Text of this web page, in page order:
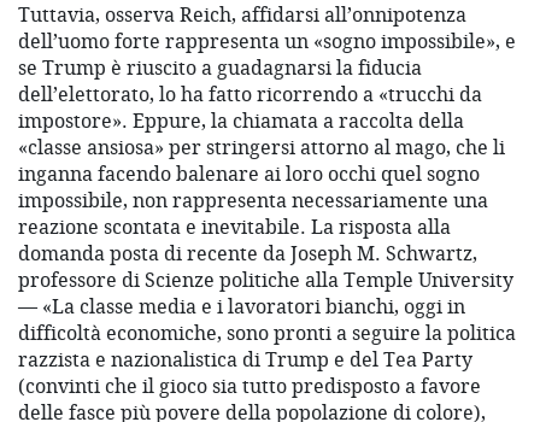
Tuttavia, osserva Reich, affidarsi all’onnipotenza
dell’uomo forte rappresenta un «sogno impossibile», e
se Trump è riuscito a guadagnarsi la fiducia
dell’elettorato, lo ha fatto ricorrendo a «trucchi da
impostore». Eppure, la chiamata a raccolta della
«classe ansiosa» per stringersi attorno al mago, che li
inganna facendo balenare ai loro occhi quel sogno
impossibile, non rappresenta necessariamente una
reazione scontata e inevitabile. La risposta alla
domanda posta di recente da Joseph M. Schwartz,
professore di Scienze politiche alla Temple University
— «La classe media e i lavoratori bianchi, oggi in
difficoltà economiche, sono pronti a seguire la politica
razzista e nazionalistica di Trump e del Tea Party
(convinti che il gioco sia tutto predisposto a favore
delle fasce più povere della popolazione di colore),